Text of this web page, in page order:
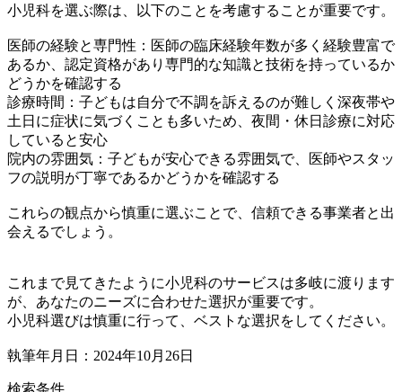
小児科を選ぶ際は、以下のことを考慮することが重要です。
医師の経験と専門性：医師の臨床経験年数が多く経験豊富で
あるか、認定資格があり専門的な知識と技術を持っているか
どうかを確認する
診療時間：子どもは自分で不調を訴えるのが難しく深夜帯や
土日に症状に気づくことも多いため、夜間・休日診療に対応
していると安心
院内の雰囲気：子どもが安心できる雰囲気で、医師やスタッ
フの説明が丁寧であるかどうかを確認する
これらの観点から慎重に選ぶことで、信頼できる事業者と出
会えるでしょう。
これまで見てきたように小児科のサービスは多岐に渡ります
が、あなたのニーズに合わせた選択が重要です。
小児科選びは慎重に行って、ベストな選択をしてください。
執筆年月日：2024年10月26日
検索条件